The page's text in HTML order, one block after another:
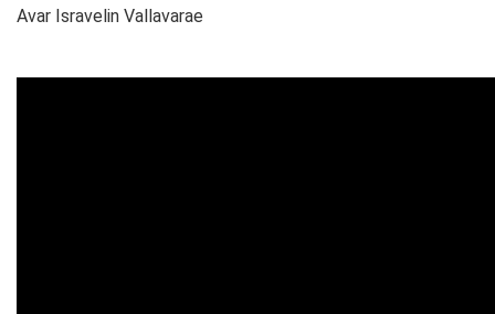
Avar Isravelin Vallavarae